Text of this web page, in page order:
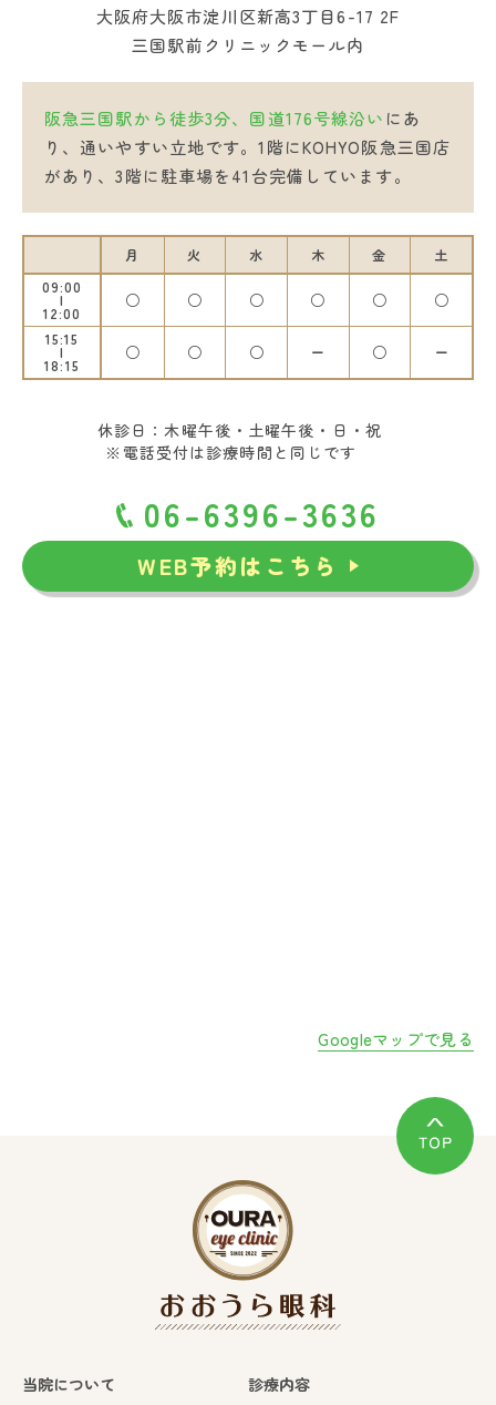
大阪府大阪市淀川区新高3丁目6-17 2F
三国駅前クリニックモール内
阪急三国駅から徒歩3分、国道176号線沿い にあ
り、通いやすい立地です。1階にKOHYO阪急三国店
があり、3階に駐車場を41台完備しています。
月 火 水 木 金
土
09:00
12:00
○ ○ ○ ○ ○ ○
15:15
18:15
○ ○ ○ ー ○ ー
休診日：木曜午後・土曜午後・日・祝
※電話受付は診療時間と同じです
06-6396-3636
WEB予約はこちら
Googleマップで見る
当院について 診療内容